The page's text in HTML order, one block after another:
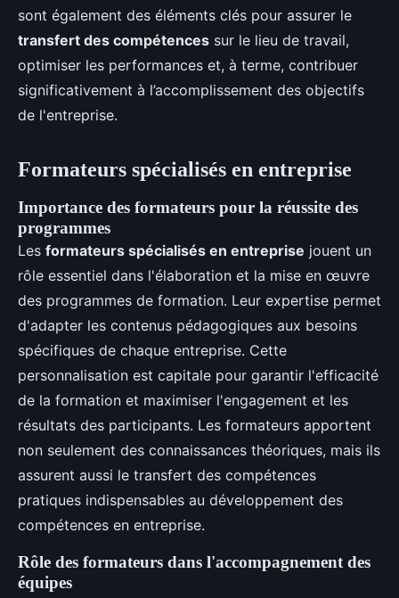
sont également des éléments clés pour assurer le
transfert des compétences sur le lieu de travail,
optimiser les performances et, à terme, contribuer
significativement à l’accomplissement des objectifs
de l'entreprise.
Formateurs spécialisés en entreprise
Importance des formateurs pour la réussite des
programmes
Les formateurs spécialisés en entreprise jouent un
rôle essentiel dans l'élaboration et la mise en œuvre
des programmes de formation. Leur expertise permet
d'adapter les contenus pédagogiques aux besoins
spécifiques de chaque entreprise. Cette
personnalisation est capitale pour garantir l'efficacité
de la formation et maximiser l'engagement et les
résultats des participants. Les formateurs apportent
non seulement des connaissances théoriques, mais ils
assurent aussi le transfert des compétences
pratiques indispensables au développement des
compétences en entreprise.
Rôle des formateurs dans l'accompagnement des
équipes